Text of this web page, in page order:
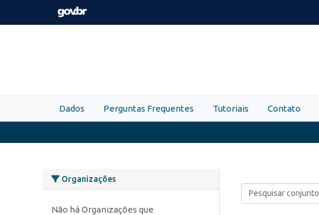
Skip to main content
Dados Perguntas Frequentes Tutoriais Contato
Organizações
Não há Organizações que